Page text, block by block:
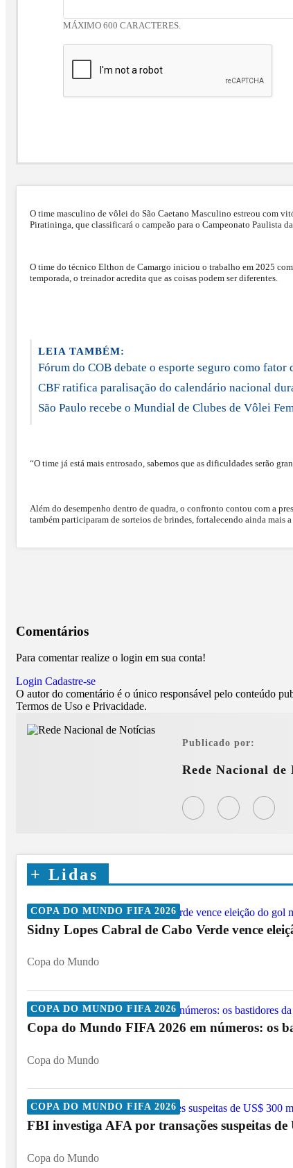
MÁXIMO 600 CARACTERES.
O time masculino de vôlei do São Caetano Masculino estreou com
Piratininga, que classificará o campeão para o Campeonato Paulista
O time do técnico Elthon de Camargo iniciou o trabalho em 2025 com
temporada, o treinador acredita que as coisas podem ser diferentes.
LEIA TAMBÉM:
Fórum do COB debate o esporte seguro como
CBF ratifica paralisação do calendário nacional
São Paulo recebe o Mundial de Clubes de Vôlei
“O time já está mais entrosado, sabemos que as dificuldades serão
Além do desempenho dentro de quadra, o confronto contou com a
também participaram de sorteios de brindes, fortalecendo ainda mais
Comentários
Para comentar realize o login em sua conta!
Login Cadastre-se
O autor do comentário é o único responsável pelo conteúdo
Termos de Uso e Privacidade.
Publicado por:
Rede Nacional de
+ Lidas
COPA DO MUNDO FIFA 2026
Sidny Lopes Cabral de Cabo Verde vence
Copa do Mundo
COPA DO MUNDO FIFA 2026
Copa do Mundo FIFA 2026 em números: os
Copa do Mundo
COPA DO MUNDO FIFA 2026
FBI investiga AFA por transações suspeitas
Copa do Mundo